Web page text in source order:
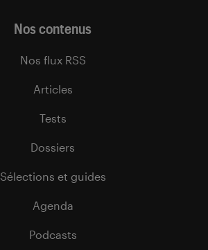
Nos contenus
Nos flux RSS
Articles
Tests
Dossiers
Sélections et guides
Agenda
Podcasts